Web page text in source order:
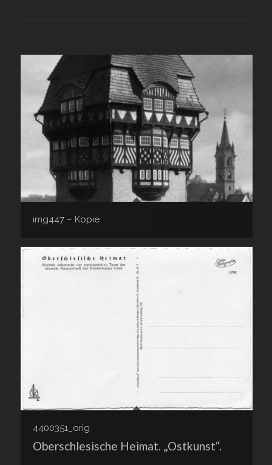
img447 – Kopie
4400351_orig
Oberschlesische Heimat. „Ostkunst“.